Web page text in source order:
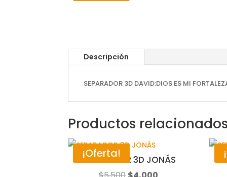
Descripción
SEPARADOR 3D DAVID:DIOS ES MI
Productos relacionados
¡Oferta!
SEPARADOR 3D JONÁS
El
El